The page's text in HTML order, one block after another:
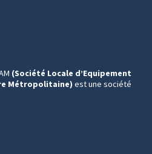
(Société Locale d’Equipement
Métropolitaine) est une société